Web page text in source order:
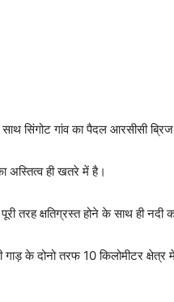
सिंगोट गांव का पैदल आरसीसी
अस्तित्व ही खतरे में है।
पूरी तरह क्षतिग्रस्त होने के साथ ही
के दोनो तरफ 10 किलोमीटर